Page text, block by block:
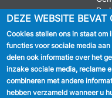
DEZE WEBSITE BEVAT
Cookies stellen ons in staat om
functies voor sociale media
delen ook informatie over het
inzake sociale media, reclame
combineren met andere
hebben verzameld wanneer u